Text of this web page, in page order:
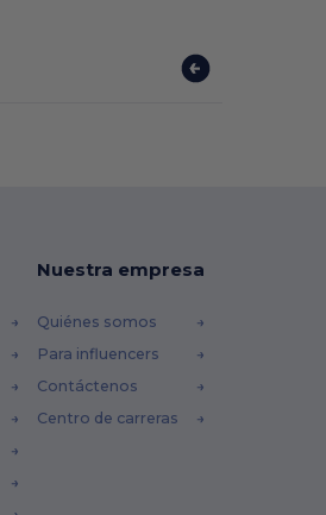
Nuestra empresa
Quiénes somos
Para influencers
Contáctenos
Centro de carreras